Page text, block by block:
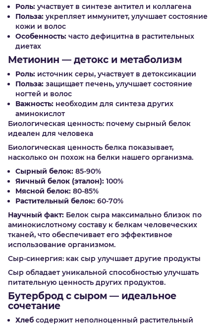
Роль: участвует в синтезе антител и коллагена
Польза: укрепляет иммунитет, улучшает состояние
кожи и волос
Особенность: часто дефицитна в растительных
диетах
Метионин — детокс и метаболизм
Роль: источник серы, участвует в детоксикации
Польза: защищает печень, улучшает состояние
ногтей и волос
Важность: необходим для синтеза других
аминокислот
Биологическая ценность: почему сырный белок
идеален для человека
Биологическая ценность белка показывает,
насколько он похож на белки нашего организма.
Сырный белок: 85-90%
Яичный белок (эталон): 100%
Мясной белок: 80-85%
Растительный белок: 60-70%
Научный факт: Белок сыра максимально близок по
аминокислотному составу к белкам человеческих
тканей, что обеспечивает его эффективное
использование организмом.
Сыр-синергия: как сыр улучшает другие продукты
Сыр обладает уникальной способностью улучшать
питательную ценность других продуктов.
Бутерброд с сыром — идеальное
сочетание
Хлеб содержит неполноценный растительный